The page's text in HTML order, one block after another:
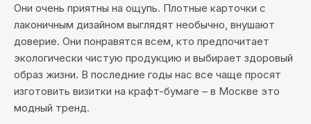
Они очень приятны на ощупь. Плотные карточки с
лаконичным дизайном выглядят необычно, внушают
доверие. Они понравятся всем, кто предпочитает
экологически чистую продукцию и выбирает здоровый
образ жизни. В последние годы нас все чаще просят
изготовить визитки на крафт-бумаге – в Москве это
модный тренд.